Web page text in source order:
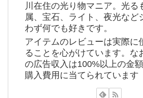
川在住の光り物マニア。光る
属、宝石、ライト、夜光など
わず何でも好きです。
アイテムのレビューは実際に
ることを心がけています。な
の広告収入は100%以上の金
購入費用に当てられています